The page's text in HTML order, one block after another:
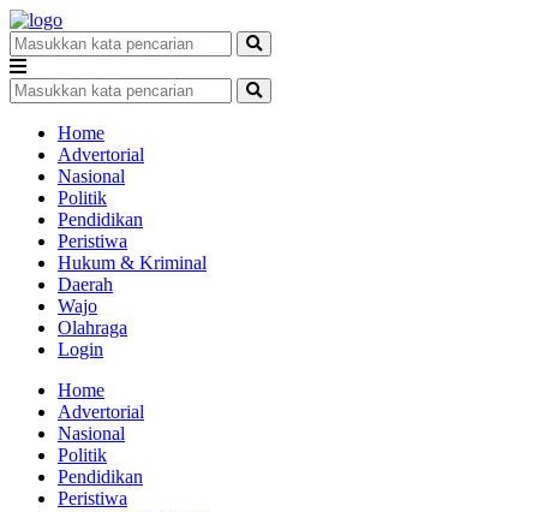
Home
Advertorial
Nasional
Politik
Pendidikan
Peristiwa
Hukum & Kriminal
Daerah
Wajo
Olahraga
Login
Home
Advertorial
Nasional
Politik
Pendidikan
Peristiwa